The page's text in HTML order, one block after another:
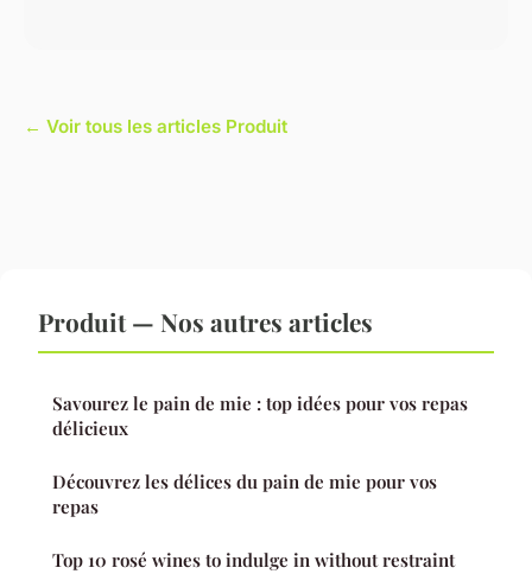
← Voir tous les articles Produit
Produit — Nos autres articles
Savourez le pain de mie : top idées pour vos repas
délicieux
Découvrez les délices du pain de mie pour vos
repas
Top 10 rosé wines to indulge in without restraint